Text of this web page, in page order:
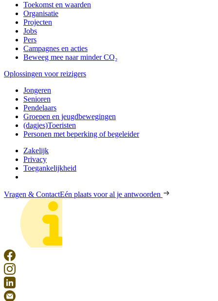
Toekomst en waarden
Organisatie
Projecten
Jobs
Pers
Campagnes en acties
Beweeg mee naar minder CO₂
Oplossingen voor reizigers
Jongeren
Senioren
Pendelaars
Groepen en jeugdbewegingen
(dagjes)Toeristen
Personen met beperking of begeleider
Zakelijk
Privacy
Toegankelijkheid
Vragen & ContactEén plaats voor al je antwoorden